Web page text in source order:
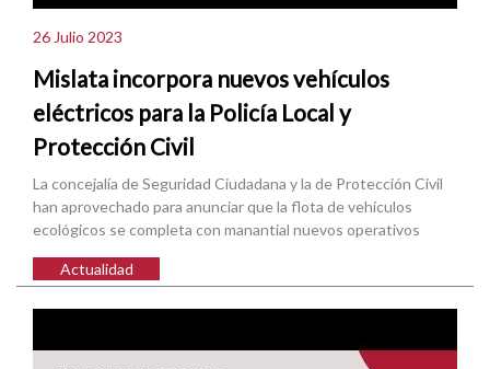
26 Julio 2023
Mislata incorpora nuevos vehículos
eléctricos para la Policía Local y
Protección Civil
La concejalía de Seguridad Ciudadana y la de Protección Civil
han aprovechado para anunciar que la flota de vehículos
ecológicos se completa con manantial nuevos operativos
Actualidad